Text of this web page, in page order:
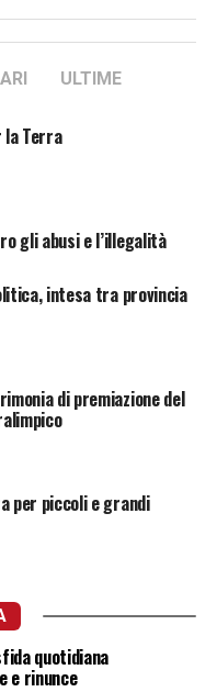
ULTIME
la Terra
gli abusi e l’illegalità
intesa tra provincia
di premiazione del
per piccoli e grandi
quotidiana
e rinunce